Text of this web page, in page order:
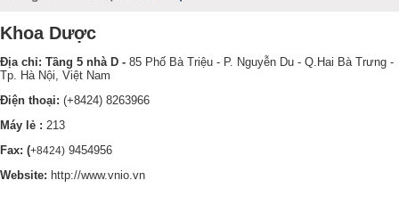
Khoa Dược
Địa chỉ: Tầng 5 nhà D - 85 Phố Bà Triệu - P. Nguyễn Du - Q.Hai Bà Trưng -
Tp. Hà Nội, Việt Nam
Điện thoại: (+8424) 8263966
Máy lẻ : 213
Fax: (+8424) 9454956
Website: http://www.vnio.vn